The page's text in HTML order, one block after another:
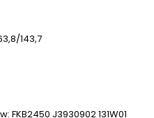
143,7
J3930902 131W01